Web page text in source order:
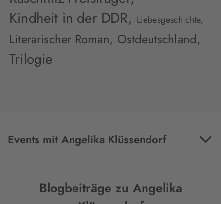
Kindheit in der DDR, Liebesgeschichte,
Literarischer Roman, Ostdeutschland,
Trilogie
Events mit Angelika Klüssendorf
Blogbeiträge zu Angelika